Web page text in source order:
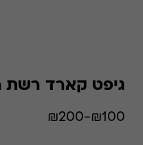
גיפט קארד רשת Columbia
₪100-₪200